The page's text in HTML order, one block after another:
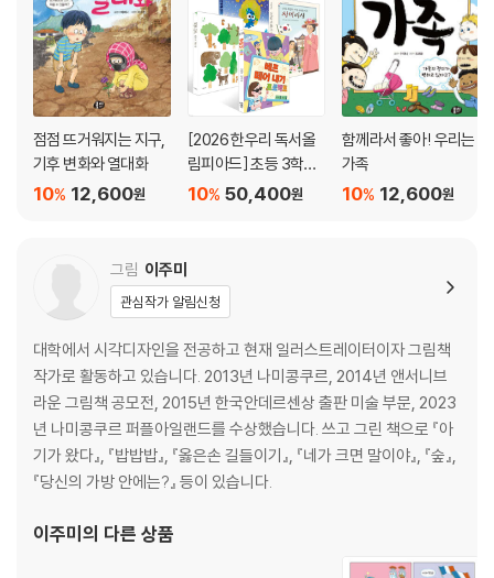
점점 뜨거워지는 지구,
기후 변화와 열대화
12,600원
10%
[2026 한우리 독서올
림피아드] 초등 3학년
필독서 세트50,400원
10%
함께라서 좋아! 우리는
가족
12,600원
10%
그림 이주미
관심작가 알림신청
대학에서 시각디자인을 전공하고 현재 일러스트레이터이자 그림책
작가로 활동하고 있습니다. 2013년 나미콩쿠르, 2014년 앤서니브
라운 그림책 공모전, 2015년 한국안데르센상 출판 미술 부문, 2023
년 나미콩쿠르 퍼플아일랜드를 수상했습니다. 쓰고 그린 책으로 『아
기가 왔다』, 『밥밥밥』, 『옳은손 길들이기』, 『네가 크면 말이야』, 『숲』,
『당신의 가방 안에는?』 등이 있습니다.
이주미 의 다른 상품